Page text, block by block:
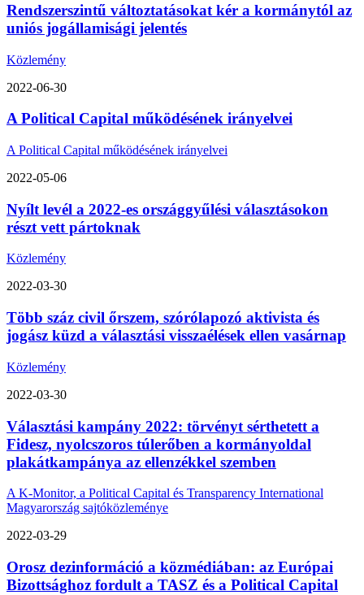
Rendszerszintű változtatásokat kér a kormánytól az
uniós jogállamisági jelentés
Közlemény
2022-06-30
A Political Capital működésének irányelvei
A Political Capital működésének irányelvei
2022-05-06
Nyílt levél a 2022-es országgyűlési választásokon
részt vett pártoknak
Közlemény
2022-03-30
Több száz civil őrszem, szórólapozó aktivista és
jogász küzd a választási visszaélések ellen vasárnap
Közlemény
2022-03-30
Választási kampány 2022: törvényt sérthetett a
Fidesz, nyolcszoros túlerőben a kormányoldal
plakátkampánya az ellenzékkel szemben
A K-Monitor, a Political Capital és Transparency International
Magyarország sajtóközleménye
2022-03-29
Orosz dezinformáció a közmédiában: az Európai
Bizottsághoz fordult a TASZ és a Political Capital